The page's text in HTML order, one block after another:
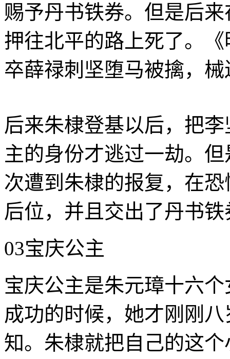
赐予丹书铁券。但是后
押往北平的路上死了。
卒薛禄刺坚堕马被擒，
后来朱棣登基以后，把
主的身份才逃过一劫。
次遭到朱棣的报复，在
后位，并且交出了丹书
03宝庆公主
宝庆公主是朱元璋十六
成功的时候，她才刚刚
知。朱棣就把自己的这